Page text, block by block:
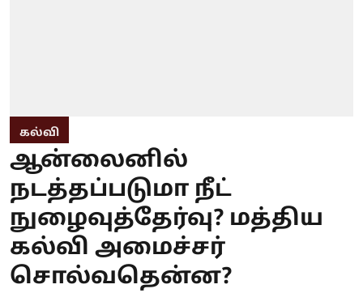
கல்வி
ஆன்லைனில்
நடத்தப்படுமா நீட்
நுழைவுத்தேர்வு? மத்திய
கல்வி அமைச்சர்
சொல்வதென்ன?